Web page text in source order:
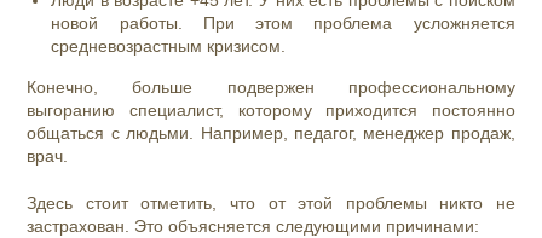
новой работы. При этом проблема усложняется
средневозрастным кризисом.
Конечно, больше подвержен профессиональному
выгоранию специалист, которому приходится постоянно
общаться с людьми. Например, педагог, менеджер продаж,
врач.
Здесь стоит отметить, что от этой проблемы никто не
застрахован. Это объясняется следующими причинами: